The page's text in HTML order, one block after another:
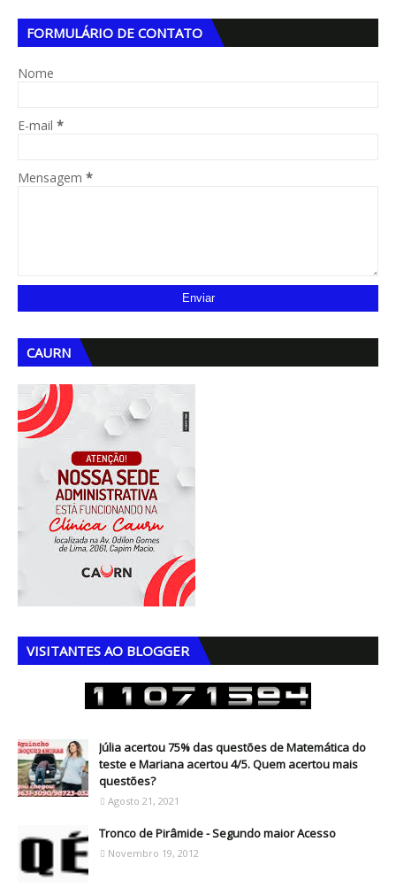
FORMULÁRIO DE CONTATO
Nome
E-mail *
Mensagem *
CAURN
VISITANTES AO BLOGGER
Júlia acertou 75% das questões de Matemática do
teste e Mariana acertou 4/5. Quem acertou mais
questões?
Agosto 21, 2021
Tronco de Pirâmide - Segundo maior Acesso
Novembro 19, 2012